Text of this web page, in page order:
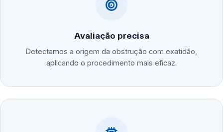
Avaliação precisa
Detectamos a origem da obstrução com exatidão,
aplicando o procedimento mais eficaz.